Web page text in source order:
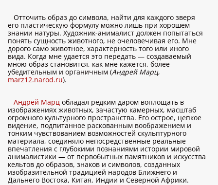
Отточить образ до символа, найти для каждого зверя
его пластическую формулу можно лишь при хорошем
знании натуры. Художник-анималист должен попытаться
понять сущность животного, не очеловечивая его. Мне
дорого само животное, характерность того или иного
вида. Когда мне удается это передать — создаваемый
мною образ становится, как мне кажется, более
убедительным и органичным (Андрей Марц,
marz12.narod.ru).
Андрей Марц обладал редким даром воплощать в
изображениях животных, зачастую камерных, масштаб
огромного культурного пространства. Его острое, цепкое
видение, подпитанное раскованным воображением и
тонким чувствованием возможностей скульптурного
материала, соединяло непосредственные реальные
впечатления с глубокими познаниями истории мировой
анималистики — от первобытных памятников и искусства
кельтов до образов, знаков и символов, созданных
изобразительной традицией народов Ближнего и
Дальнего Востока, Китая, Индии и Северной Африки.